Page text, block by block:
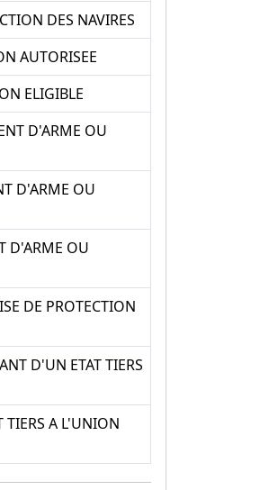
DES NAVIRES
AUTORISEE
ELIGIBLE
D'ARME OU
D'ARME OU
D'ARME OU
DE PROTECTION
D'UN ETAT TIERS
TIERS A L'UNION